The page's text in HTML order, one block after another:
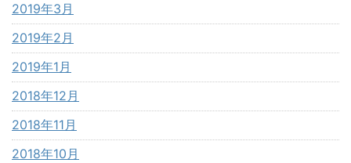
2019年3月
2019年2月
2019年1月
2018年12月
2018年11月
2018年10月